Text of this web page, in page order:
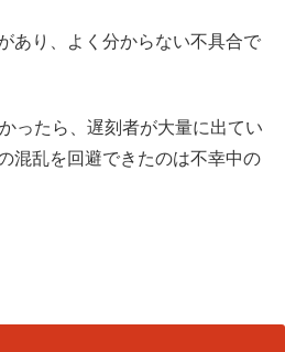
あり、よく分からない不具合で
かったら、遅刻者が大量に出てい
乱を回避できたのは不幸中の